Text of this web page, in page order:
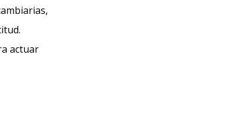
actuar